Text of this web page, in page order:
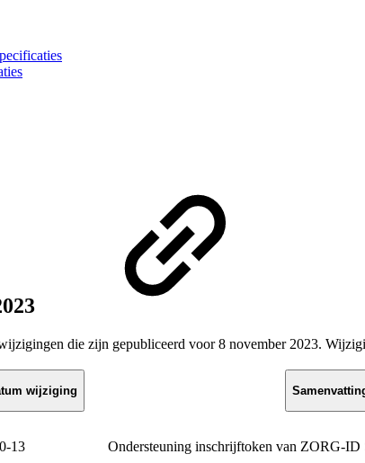
die zijn gepubliceerd voor 8 november 2023.
wijziging
13 Ondersteuning inschrijftoken van ZORG-ID